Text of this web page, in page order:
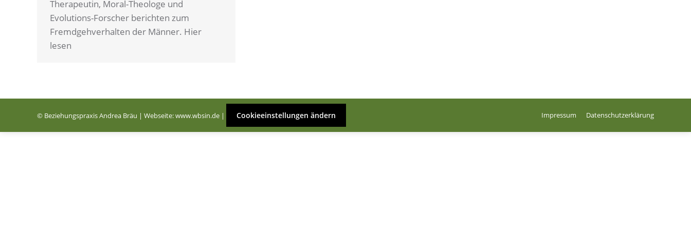
Therapeutin, Moral-Theologe und
Evolutions-Forscher berichten zum
Fremdgehverhalten der Männer. Hier
lesen
© Beziehungspraxis Andrea Bräu | Webseite:www.wbsin.de | Cookieeinstellungen ändern Impressum Datenschutzerklärung